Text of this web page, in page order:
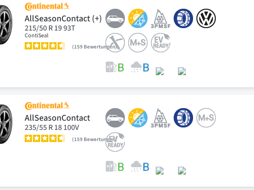
AllSeasonContact (+)
215/50 R 19 93T
ContiSeal
159 Bewertungen
AllSeasonContact
235/55 R 18 100V
159 Bewertungen